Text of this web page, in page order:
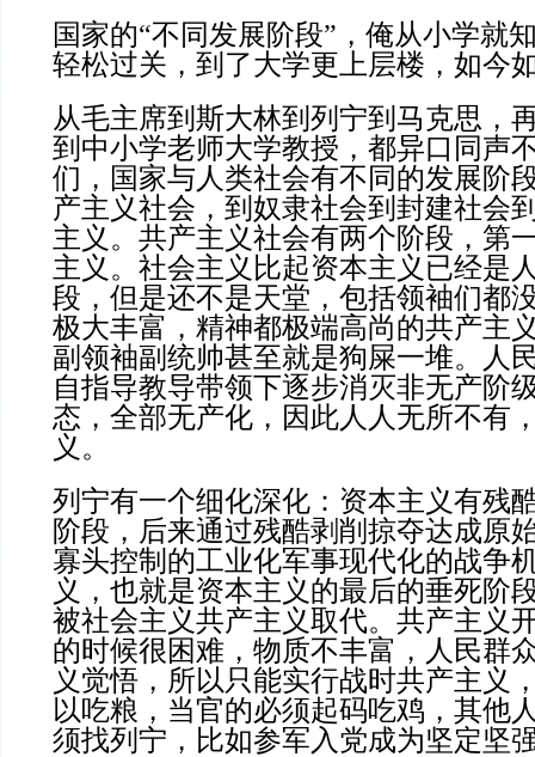
国家的“不同发展阶段”，俺从小学就
轻松过关，到了大学更上层楼，如今
从毛主席到斯大林到列宁到马克思，
到中小学老师大学教授，都异口同声
们，国家与人类社会有不同的发展阶
产主义社会，到奴隶社会到封建社会
主义。共产主义社会有两个阶段，第
主义。社会主义比起资本主义已经是
段，但是还不是天堂，包括领袖们都
极大丰富，精神都极端高尚的共产主
副领袖副统帅甚至就是狗屎一堆。人
自指导教导带领下逐步消灭非无产阶
态，全部无产化，因此人人无所不有
义。
列宁有一个细化深化：资本主义有残
阶段，后来通过残酷剥削掠夺达成原
寡头控制的工业化军事现代化的战争
义，也就是资本主义的最后的垂死阶
被社会主义共产主义取代。共产主义
的时候很困难，物质不丰富，人民群
义觉悟，所以只能实行战时共产主义
以吃粮，当官的必须起码吃鸡，其他
须找列宁，比如参军入党成为坚定坚